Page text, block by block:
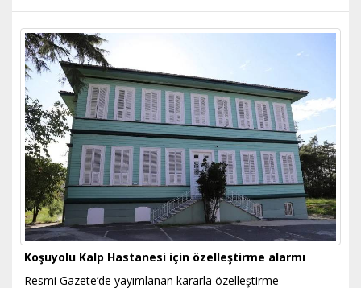
Koşuyolu Kalp Hastanesi için özelleştirme alarmı
Resmi Gazete’de yayımlanan kararla özelleştirme